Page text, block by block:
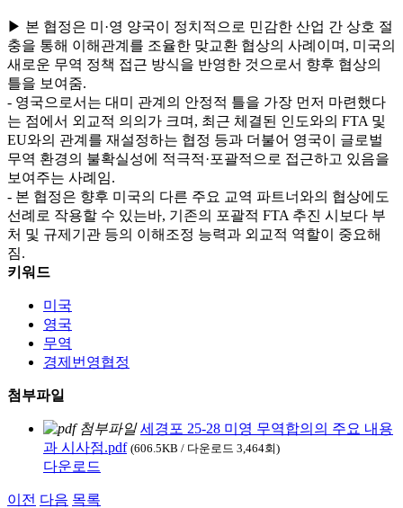
▶ 본 협정은 미·영 양국이 정치적으로 민감한 산업 간 상호 절
충을 통해 이해관계를 조율한 맞교환 협상의 사례이며, 미국의
새로운 무역 정책 접근 방식을 반영한 것으로서 향후 협상의
틀을 보여줌.
- 영국으로서는 대미 관계의 안정적 틀을 가장 먼저 마련했다
는 점에서 외교적 의의가 크며, 최근 체결된 인도와의 FTA 및
EU와의 관계를 재설정하는 협정 등과 더불어 영국이 글로벌
무역 환경의 불확실성에 적극적·포괄적으로 접근하고 있음을
보여주는 사례임.
- 본 협정은 향후 미국의 다른 주요 교역 파트너와의 협상에도
선례로 작용할 수 있는바, 기존의 포괄적 FTA 추진 시보다 부
처 및 규제기관 등의 이해조정 능력과 외교적 역할이 중요해
짐.
키워드
미국
영국
무역
경제번영협정
첨부파일
세경포 25-28 미영 무역합의의 주요 내용
과 시사점.pdf (606.5KB / 다운로드 3,464회)
다운로드
이전 다음 목록